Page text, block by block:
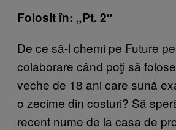
Folosit în: „Pt. 2″
De ce să-l chemi pe Future
colaborare când poţi să
veche de 18 ani care sună
o zecime din costuri? Să
recent nume de la casa de